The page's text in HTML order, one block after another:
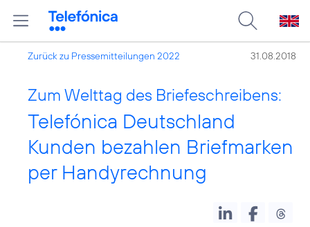
Zurück zu Pressemitteilungen 2022 31.08.2018
Zum Welttag des Briefeschreibens:
Telefónica Deutschland
Kunden bezahlen Briefmarken
per Handyrechnung